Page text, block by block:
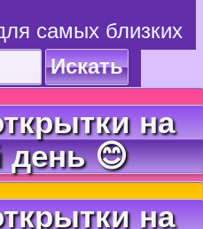
самых близких
Искать
на
😊
на